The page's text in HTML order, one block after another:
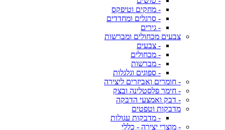
- מחקים וטיפקס
- סרגלים ומחדדים
- גירים
צבעים מכחולים ומברשות
- צבעים
- מכחולים
- מברשות
- ספוגים וגלגלות
- חומרים ואביזרים ליצירה
- חימר פלסטלינה ובצק
- דבק ואמצעי הדבקה
מדבקות וטפטים
- מדבקות עגולות
- מוצרי יצירה - כללי